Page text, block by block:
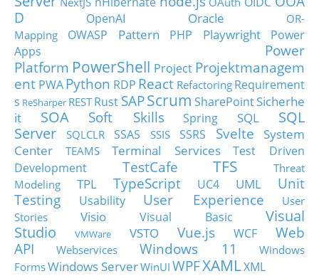
D
OpenAI Oracle
OR-
Mapping
OWASP Pattern PHP Playwright
Power
Apps
Power
Platform PowerShell Project Projektmanagem
ent PWA Python RDP React Refactoring Requirement
s ReSharper RESTRust SAPScrum SharePointSicherhe
it
SOA Soft Skills Spring SQL
SQL
Server
SQLCLR SSAS SSIS SSRS Svelte
System
Center
TEAMS Terminal Services
Test Driven
Development
TestCafe TFS
Threat
Modeling
TPL TypeScript UC4 UML
Unit
Testing
Usability User Experience
User
Stories
Visio Visual Basic
Visual
Studio
VMWare VSTO Vue.js WCF
Web
API
Webservices Windows 11
Windows
FormsWindows ServerWinUI WPFXAMLXML